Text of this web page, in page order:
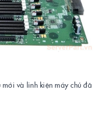
mới và linh kiện máy chủ đã